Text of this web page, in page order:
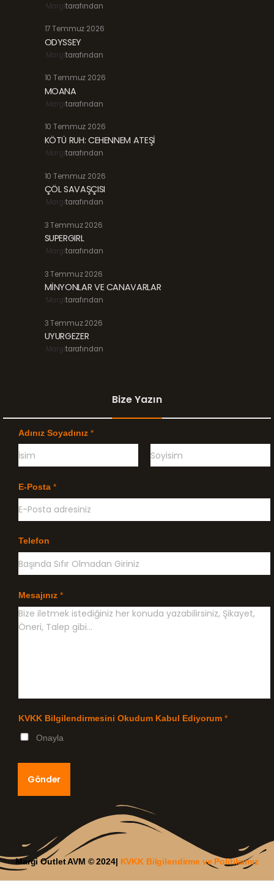
Margitarafından
17 Temmuz 2026
ODYSSEY
Margitarafından
10 Temmuz 2026
MOANA
Margitarafından
10 Temmuz 2026
KÖTÜ RUH: CEHENNEM ATEŞİ
Margitarafından
10 Temmuz 2026
ÇÖL SAVAŞÇISI
Margitarafından
3 Temmuz 2026
SUPERGIRL
Margitarafından
3 Temmuz 2026
MİNYONLAR VE CANAVARLAR
Margitarafından
3 Temmuz 2026
UYURGEZER
Margitarafından
Bize Yazın
Adınız Soyadınız *
c
e
i
l
e
E-Posta *
Telefon
Mesajınız *
KVKK Bilgilendirmesini Okudum Kabul Ediyorum *
Onayla
Gönder
Margi Outlet AVM © 2024| KVKK Bilgilendirme ve Politikamız